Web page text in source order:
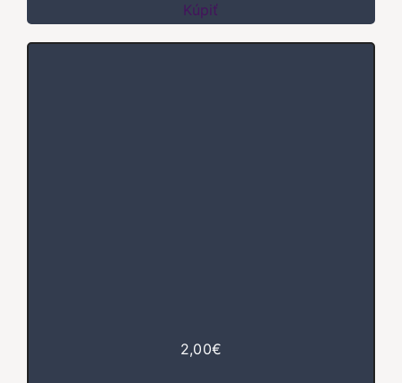
Kúpiť
2,00€